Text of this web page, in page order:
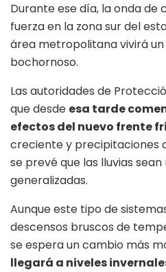
Durante ese día, la onda de
fuerza en la zona sur del
área metropolitana vivirá
bochornoso.
Las autoridades de
que desde esa tarde
efectos del nuevo frente
creciente y precipitaciones
se prevé que las lluvias
generalizadas.
Aunque este tipo de
descensos bruscos de
se espera un cambio más
llegará a niveles